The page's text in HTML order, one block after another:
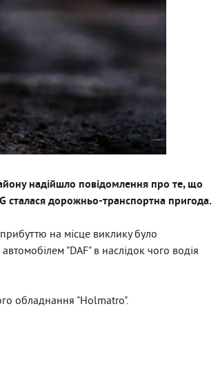
надійшло повідомлення про те, що
сталася дорожньо-транспортна пригода.
на місце виклику було
"DAF" в наслідок чого водія
обладнання "Holmatro".